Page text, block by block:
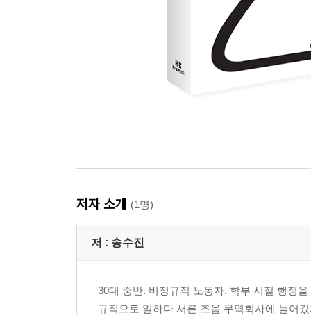
저자 소개 (1명)
저 : 송수진
30대 중반. 비정규직 노동자. 학부 시절 행정
규직으로 일하다 서른 즈음 무역회사에 들어